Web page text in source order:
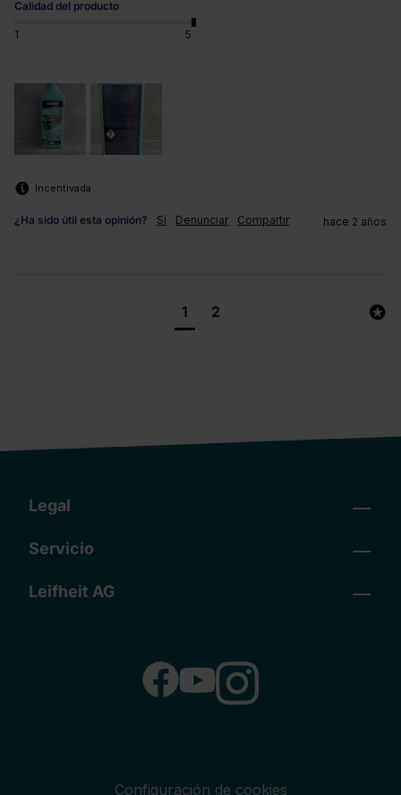
Calidad del producto
1 5
Incentivada
¿Ha sido útil esta opinión? Sí Denunciar Compartir hace 2 años
1 2
Legal
Servicio
Leifheit AG
Configuración de cookies